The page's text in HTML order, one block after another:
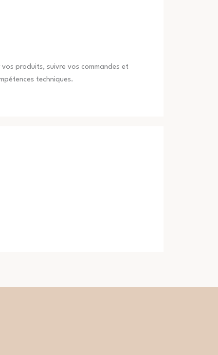
produits, suivre vos commandes et
techniques.